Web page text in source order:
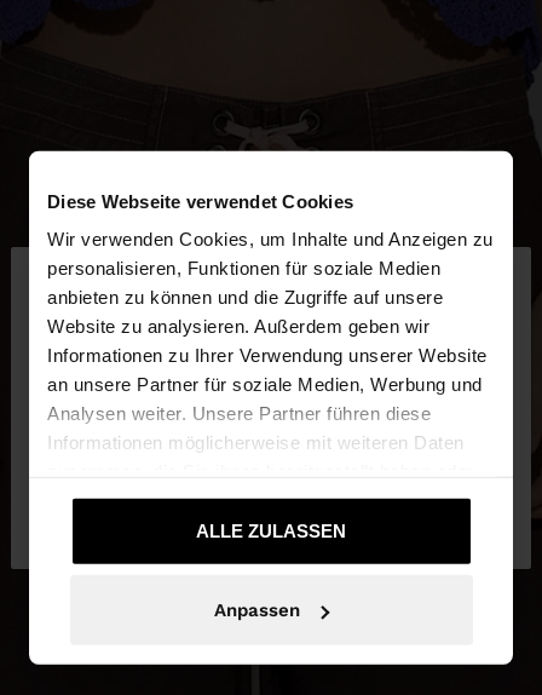
Diese Webseite verwendet Cookies
Wir verwenden Cookies, um Inhalte und Anzeigen zu
personalisieren, Funktionen für soziale Medien
anbieten zu können und die Zugriffe auf unsere
Website zu analysieren. Außerdem geben wir
Informationen zu Ihrer Verwendung unserer Website
an unsere Partner für soziale Medien, Werbung und
Analysen weiter. Unsere Partner führen diese
Informationen möglicherweise mit weiteren Daten
die sie im Rahmen Ihrer Nutzung der Dienste
gesammelt haben.ALLE ZULASSEN
Anpassen
hallo
Sie greifen von Luxembourg auf die Website zu.
Möchten Sie unsere United States Website
Luxembourg
Ja, bringen Sie mich
zu United States